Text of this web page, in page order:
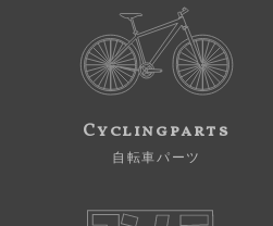
Cyclingparts
自転車パーツ